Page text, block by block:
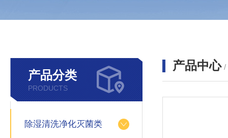
产品分类
PRODUCTS
除湿清洗净化灭菌类
产品中心 /